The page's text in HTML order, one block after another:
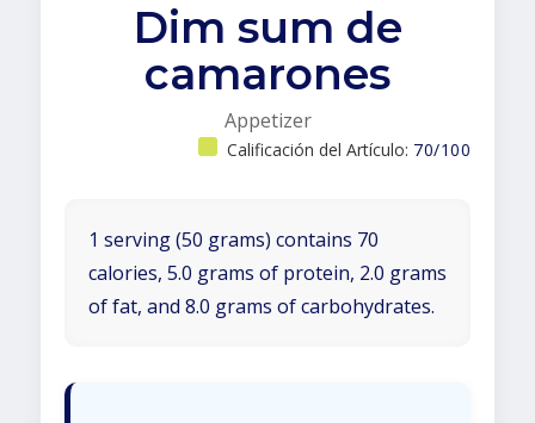
Dim sum de
camarones
Appetizer
Calificación del Artículo: 70/100
1 serving (50 grams) contains 70
calories, 5.0 grams of protein, 2.0 grams
of fat, and 8.0 grams of carbohydrates.